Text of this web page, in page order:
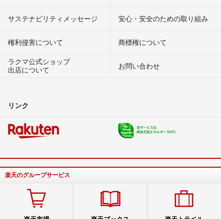
サステナビリティメッセージ 安心・安全のための取り組み
権利侵害について
商標権について
ラクマ公式ショップ
出店について
お問い合わせ
リンク
楽天のグループサービス